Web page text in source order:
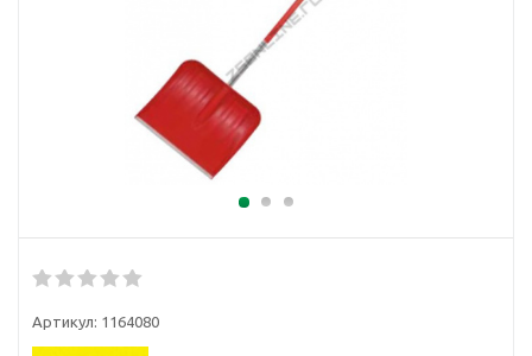
Артикул: 1164080